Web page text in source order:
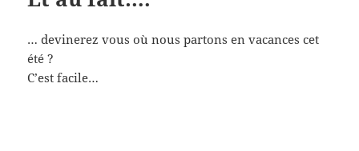
… devinerez vous où nous partons en vacances cet
été ?
C’est facile…